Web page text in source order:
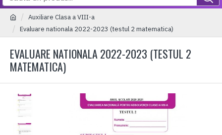
Auxiliare Clasa a VIII-a
Evaluare nationala 2022-2023 (testul 2 matematica)
EVALUARE NATIONALA 2022-2023 (TESTUL 2
MATEMATICA)